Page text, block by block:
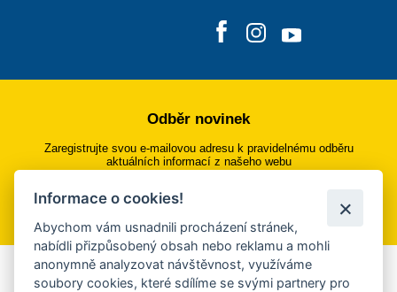
Odběr novinek
Zaregistrujte svou e-mailovou adresu k pravidelnému odběru
aktuálních informací z našeho webu
Přihlásit se k odběru
Aplikace Mobilní rozhlas
Informace o cookies!
Abychom vám usnadnili procházení stránek,
nabídli přizpůsobený obsah nebo reklamu a mohli
anonymně analyzovat návštěvnost, využíváme
soubory cookies, které sdílíme se svými partnery pro